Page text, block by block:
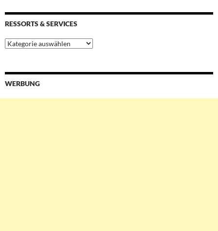
RESSORTS & SERVICES
Ressorts
&
WERBUNG